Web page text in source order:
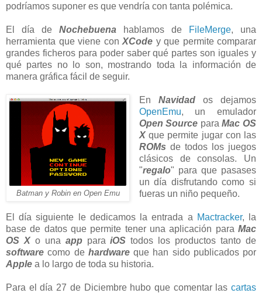
podríamos suponer es que vendría con tanta polémica.
El día de Nochebuena hablamos de FileMerge, una
herramienta que viene con XCode y que permite comparar
grandes ficheros para poder saber qué partes son iguales y
qué partes no lo son, mostrando toda la información de
manera gráfica fácil de seguir.
Batman y Robin en Open Emu
En Navidados dejamos
OpenEmu, un emulador
Open Source paraMac OS
Xque permite jugar con las
ROMs de todos los juegos
clásicos de consolas. Un
"regalo" para que pasases
un día disfrutando como si
fueras un niño pequeño.
El día siguiente le dedicamos la entrada a Mactracker, la
base de datos que permite tener una aplicación para Mac
OS Xo una appparaiOS todos los productos tanto de
software como de hardwareque han sido publicados por
Apple a lo largo de toda su historia.
Para el día 27 de Diciembre hubo que comentar las cartas